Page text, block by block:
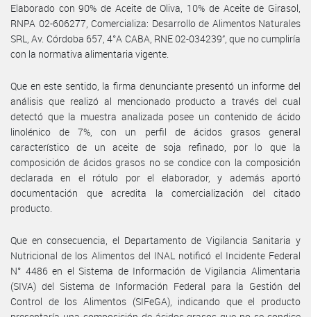
Elaborado con 90% de Aceite de Oliva, 10% de Aceite de Girasol,
RNPA 02-606277, Comercializa: Desarrollo de Alimentos Naturales
SRL, Av. Córdoba 657, 4°A CABA, RNE 02-034239”, que no cumpliría
con la normativa alimentaria vigente.
Que en este sentido, la firma denunciante presentó un informe del
análisis que realizó al mencionado producto a través del cual
detectó que la muestra analizada posee un contenido de ácido
linolénico de 7%, con un perfil de ácidos grasos general
característico de un aceite de soja refinado, por lo que la
composición de ácidos grasos no se condice con la composición
declarada en el rótulo por el elaborador, y además aportó
documentación que acredita la comercialización del citado
producto.
Que en consecuencia, el Departamento de Vigilancia Sanitaria y
Nutricional de los Alimentos del INAL notificó el Incidente Federal
N° 4486 en el Sistema de Información de Vigilancia Alimentaria
(SIVA) del Sistema de Información Federal para la Gestión del
Control de los Alimentos (SIFeGA), indicando que el producto